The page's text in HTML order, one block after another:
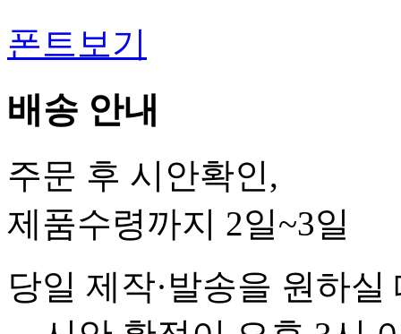
폰트보기
배송 안내
주문 후 시안확인,
제품수령까지 2일~3일
당일 제작·발송을 원하실